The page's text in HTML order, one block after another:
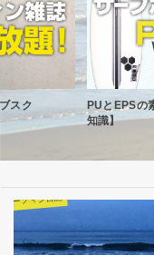
ードの基礎
サーフボー
解説！】
サーフィン日記